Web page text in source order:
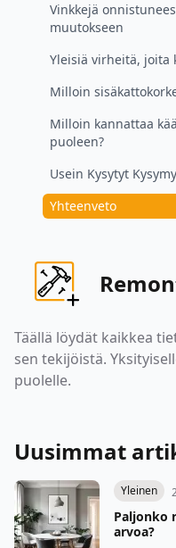
Vinkkejä
muutokseen
Yleisiä virheitä, joita
Milloin
Milloin kannattaa
puoleen?
Usein Kysytyt
Yhteenveto
Täällä löydät kaikkea
sen tekijöistä.
puolelle.
Uusimmat
Yleinen
Paljonko
arvoa?